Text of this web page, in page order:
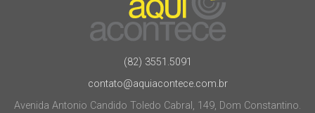
(82) 3551.5091
contato@aquiacontece.com.br
Avenida Antonio Candido Toledo Cabral, 149, Dom Constantino.